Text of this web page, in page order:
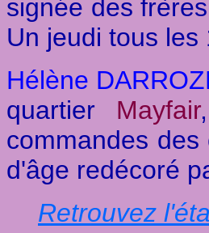
signée des frères
Un jeudi tous
Hélène
quartier Mayfair
commandes
d'âge redécoré
Retrouvez